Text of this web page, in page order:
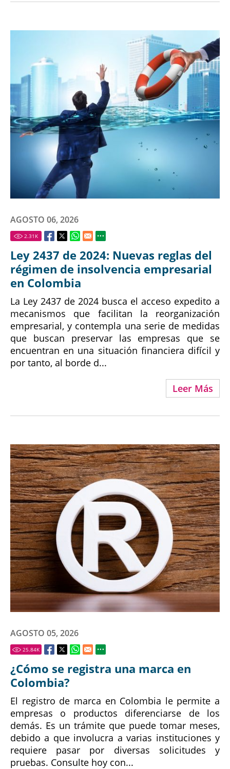
AGOSTO 06, 2026
2.31 K
Ley 2437 de 2024: Nuevas reglas del
régimen de insolvencia empresarial
en Colombia
La Ley 2437 de 2024 busca el acceso expedito a
mecanismos que facilitan la reorganización
empresarial, y contempla una serie de medidas
que buscan preservar las empresas que se
encuentran en una situación financiera difícil y
por tanto, al borde d...
Leer Más
AGOSTO 05, 2026
25.84K
¿Cómo se registra una marca en
Colombia?
El registro de marca en Colombia le permite a
empresas o productos diferenciarse de los
demás. Es un trámite que puede tomar meses,
debido a que involucra a varias instituciones y
requiere pasar por diversas solicitudes y
pruebas. Consulte hoy con...